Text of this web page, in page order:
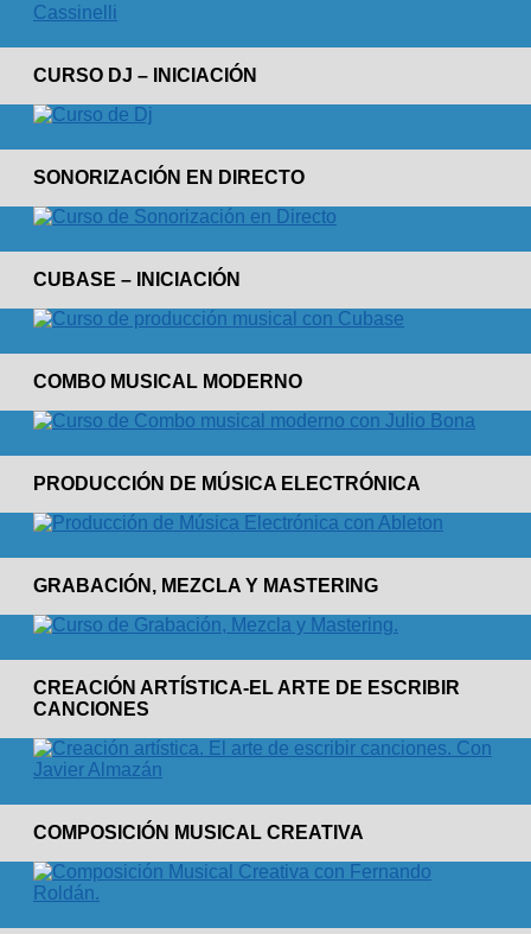
CURSO DJ – INICIACIÓN
SONORIZACIÓN EN DIRECTO
CUBASE – INICIACIÓN
COMBO MUSICAL MODERNO
PRODUCCIÓN DE MÚSICA ELECTRÓNICA
GRABACIÓN, MEZCLA Y MASTERING
CREACIÓN ARTÍSTICA-EL ARTE DE ESCRIBIR
CANCIONES
COMPOSICIÓN MUSICAL CREATIVA